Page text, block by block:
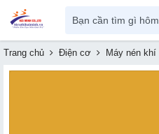
Trang chủ Điện cơ Máy nén khí